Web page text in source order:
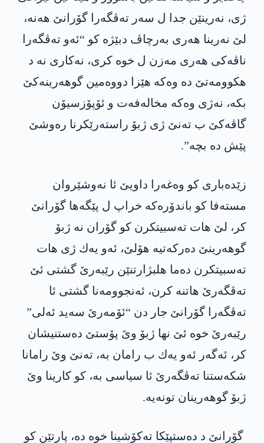
ژی، نه‌رینێن جدا ل سه‌ر ته‌ڤگه‌را گۆرانێ هه‌نه‌،
لێ نه‌رینا هه‌ری به‌رچاڤ دبێژه‌ كو “ئه‌و ته‌ڤگه‌را
ناڤه‌كی هه‌ری مه‌زن ل خوه‌ كری، نه‌كاری نه‌ د
هكوومه‌تێ ده‌ وه‌كه‌ هێزا دووه‌مین گوهه‌رینه‌كێ
بكه‌، نه‌ژی وه‌كه‌ مخاله‌فه‌ت و ئۆپۆزسیۆن
گاڤه‌كێ ب ته‌نێ ژی ژبۆ راسته‌رێكرنا ره‌وشێ
پێش ده‌ بچه‌”.
زێده‌باری كو وه‌غه‌را داویێ ئا نه‌وشێروان
مسته‌فا كو باندۆره‌كه‌ خراپ ل پێگه‌ها گۆرانێ
كر، لێ هات ته‌سبیتكرن كو گۆران نه‌ ژبۆ
گوهه‌رینێ ده‌ركه‌تیه‌ هۆلێ، ئه‌و یه‌ك ژی هات
ته‌سبیتكرن ده‌ما هلبژارتنێن رێبه‌رێ گشتی ئێ
ته‌ڤگه‌رێ هاتنه‌ كرن، ئه‌نجوومه‌نا گشتی ئا
ته‌ڤگه‌را گۆرانێ جار دن “ئۆمه‌رێ سه‌ید ئه‌لی”
رێبه‌رێ خوه‌ ئێ نها ژبۆ وێ پۆستێ ده‌ستنیشان
كر، ئه‌گه‌ر ئه‌و یه‌ك ب رامان به‌، ته‌نێ وێ رامانا
شكه‌ستنا ته‌ڤگه‌رێ ئا سیاسی به‌، كو كارینا وێ
ژبۆ گوهه‌رینان تونه‌یه‌.
گۆرانێ د ده‌ستپێكا ته‌كۆشینا خوه‌ ده‌، پارتێن كو